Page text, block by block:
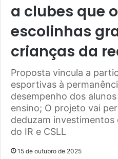
a clubes que
escolinhas
crianças da
Proposta vincula a
esportivas à
desempenho dos
ensino; O projeto vai
deduzam
do IR e CSLL
15 de outubro de 2025